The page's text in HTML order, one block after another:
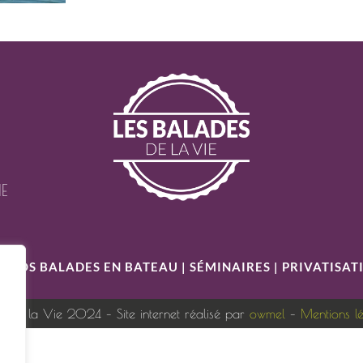
NOS BALADES EN BATEAU | SÉMINAIRES |
de la Vie 2024 – Site internet réalisé par owmel – Mentions